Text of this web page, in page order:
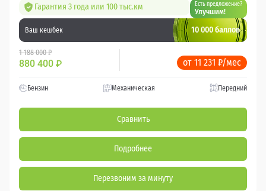
Гарантия 3 года или 100 тыс.км Есть предложение?
Улучшим!
Ваш кешбек 10 000 баллов
1 188 000 ₽
880 400 ₽ от 11 231 ₽/мес
Бензин Механическая Передний
Сравнить
Подробнее
Перезвоним за минуту